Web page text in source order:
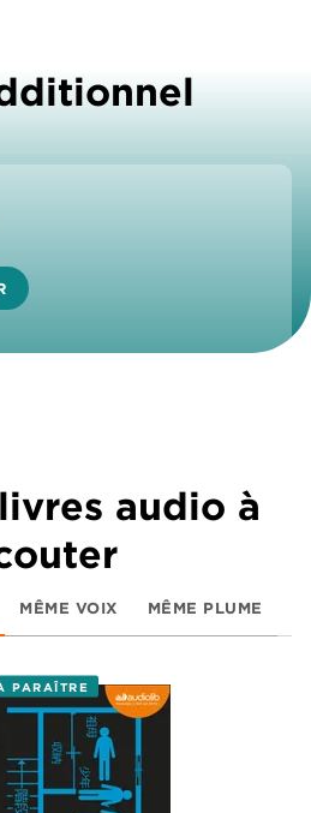
audio à
MÊME VOIX MÊME PLUME
PARAÎTRE